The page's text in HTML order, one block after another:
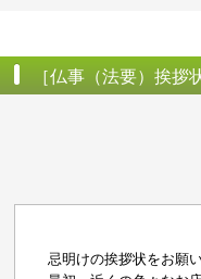
［仏事（法要）挨
忌明けの挨拶状をお願